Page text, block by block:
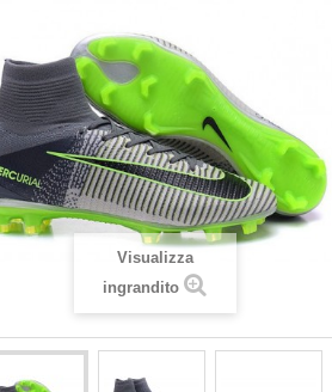
Visualizza
ingrandito